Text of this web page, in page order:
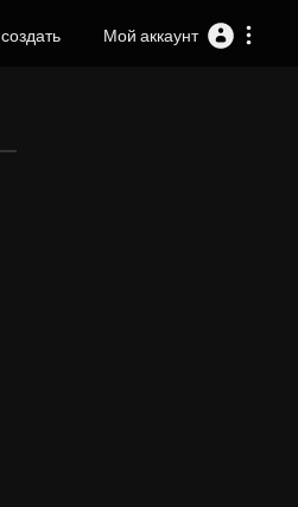
создать Мой аккаунт